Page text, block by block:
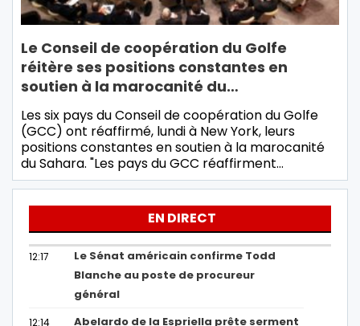
Le Conseil de coopération du Golfe
réitère ses positions constantes en
soutien à la marocanité du…
Les six pays du Conseil de coopération du Golfe
(GCC) ont réaffirmé, lundi à New York, leurs
positions constantes en soutien à la marocanité
du Sahara. "Les pays du GCC réaffirment…
EN DIRECT
12:17
Le Sénat américain confirme Todd
Blanche au poste de procureur
général
12:14
Abelardo de la Espriella prête serment